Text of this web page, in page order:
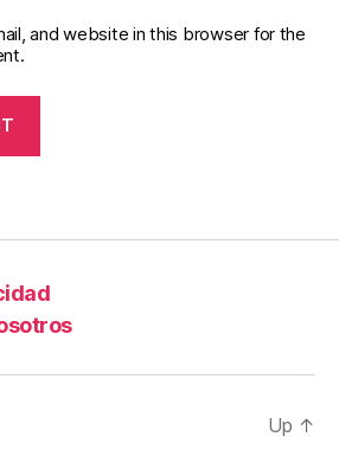
and website in this browser for the
Up ↑